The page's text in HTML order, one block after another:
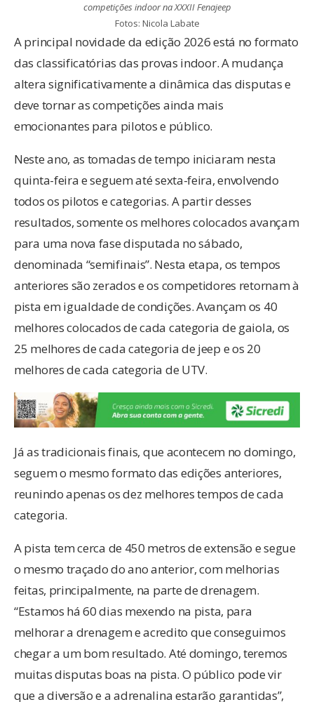
competições indoor na XXXII Fenajeep
Fotos: Nicola Labate
A principal novidade da edição 2026 está no formato
das classificatórias das provas indoor. A mudança
altera significativamente a dinâmica das disputas e
deve tornar as competições ainda mais
emocionantes para pilotos e público.
Neste ano, as tomadas de tempo iniciaram nesta
quinta-feira e seguem até sexta-feira, envolvendo
todos os pilotos e categorias. A partir desses
resultados, somente os melhores colocados avançam
para uma nova fase disputada no sábado,
denominada “semifinais”. Nesta etapa, os tempos
anteriores são zerados e os competidores retornam à
pista em igualdade de condições. Avançam os 40
melhores colocados de cada categoria de gaiola, os
25 melhores de cada categoria de jeep e os 20
melhores de cada categoria de UTV.
Já as tradicionais finais, que acontecem no domingo,
seguem o mesmo formato das edições anteriores,
reunindo apenas os dez melhores tempos de cada
categoria.
A pista tem cerca de 450 metros de extensão e segue
o mesmo traçado do ano anterior, com melhorias
feitas, principalmente, na parte de drenagem.
“Estamos há 60 dias mexendo na pista, para
melhorar a drenagem e acredito que conseguimos
chegar a um bom resultado. Até domingo, teremos
muitas disputas boas na pista. O público pode vir
que a diversão e a adrenalina estarão garantidas”,